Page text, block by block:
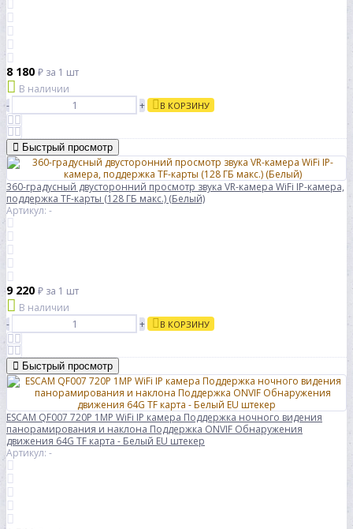
8 180 ₽ за 1 шт
В наличии
-
+ В КОРЗИНУ
Быстрый просмотр
360-градусный двусторонний просмотр звука VR-камера WiFi IP-камера,
поддержка TF-карты (128 ГБ макс.) (Белый)
Артикул: -
9 220 ₽ за 1 шт
В наличии
-
+ В КОРЗИНУ
Быстрый просмотр
ESCAM QF007 720P 1MP WiFi IP камера Поддержка ночного видения
панорамирования и наклона Поддержка ONVIF Обнаружения
движения 64G TF карта - Белый EU штекер
Артикул: -